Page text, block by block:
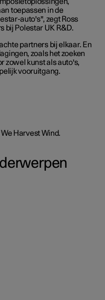
Harvest Wind.
toepassen in de
auto's", zegt Ross
bij Polestar UK R&D.
partners bij elkaar. En
zoals het zoeken
zowel kunst als auto's,
vooruitgang.